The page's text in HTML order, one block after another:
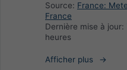
Source: France:
France
Dernière mise à jour:
heures
Afficher plus